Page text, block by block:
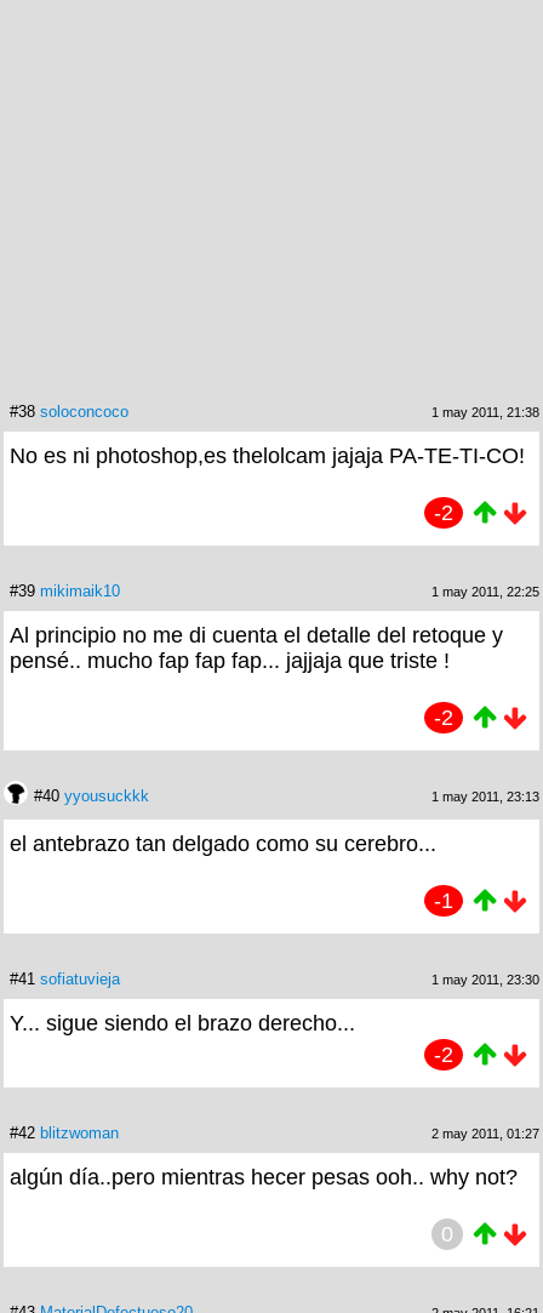
#38 soloconcoco 1 may 2011, 21:38
No es ni photoshop,es thelolcam jajaja PA-TE-TI-CO!
-2
#39 mikimaik10 1 may 2011, 22:25
Al principio no me di cuenta el detalle del retoque y
pensé.. mucho fap fap fap... jajjaja que triste !
-2
#40 yyousuckkk 1 may 2011, 23:13
el antebrazo tan delgado como su cerebro...
-1
#41 sofiatuvieja 1 may 2011, 23:30
Y... sigue siendo el brazo derecho...
-2
#42 blitzwoman 2 may 2011, 01:27
algún día..pero mientras hecer pesas ooh.. why not?
0